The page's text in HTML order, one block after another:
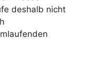
deshalb nicht